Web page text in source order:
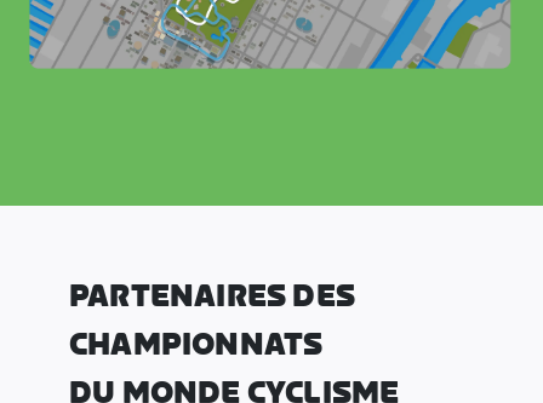
PARTENAIRES DES
CHAMPIONNATS
DU MONDE CYCLISME